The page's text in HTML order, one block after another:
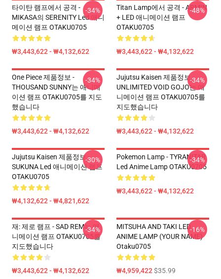
타이탄 램프에서 공격 -
MIKASA의 SERENITY Led 애니
메이션 램프 OTAKU0705
₩3,443,622 - ₩4,132,622
-34%
Titan Lamp에서 공격 - ARMIN
+ LED 애니메이션 램프
OTAKU0705
₩3,443,622 - ₩4,132,622
-48%
One Piece 제품정보 -
THOUSAND SUNNY는 애니메
이션 램프 OTAKU0705를 지도
했습니다
₩3,443,622 - ₩4,132,622
-34%
Jujutsu Kaisen 제품정보 -
UNLIMITED VOID GOJO는 애
니메이션 램프 OTAKU0705를
지도했습니다
₩3,443,622 - ₩4,132,622
-34%
Jujutsu Kaisen 제품정보 -
SUKUNA Led 애니메이션 램프
OTAKU0705
₩4,132,622 - ₩4,821,622
-30%
Pokemon Lamp - TYRANITAR
Led Anime Lamp OTAKU0705
₩3,443,622 - ₩4,132,622
-34%
재: 제로 램프 - SAD REM는 애
니메이션 램프 OTAKU0705를
지도했습니다
₩3,443,622 - ₩4,132,622
-34%
MITSUHA AND TAKI LED
ANIME LAMP (YOUR NAME)
Otaku0705
₩4,959,422$35.99
-16%